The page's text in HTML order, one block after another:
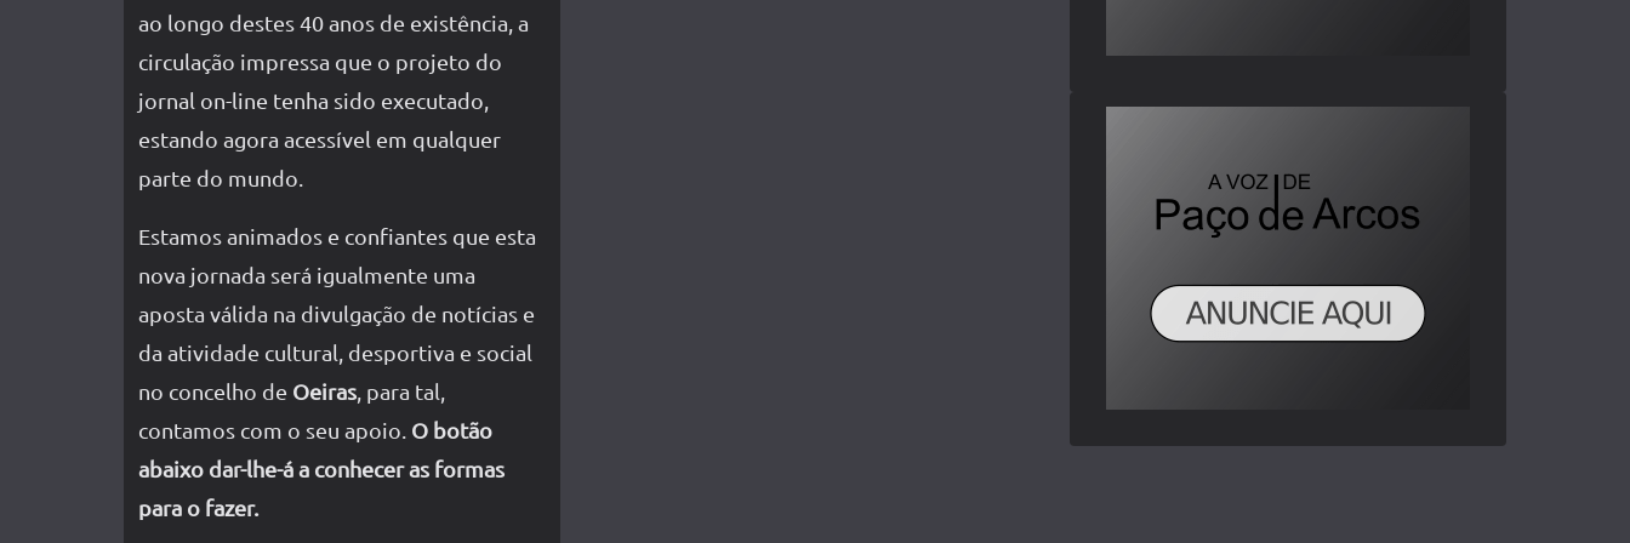
ao longo destes 40 anos de existência, a
circulação impressa que o projeto do
jornal on-line tenha sido executado,
estando agora acessível em qualquer
parte do mundo.
Estamos animados e confiantes que esta
nova jornada será igualmente uma
aposta válida na divulgação de notícias e
da atividade cultural, desportiva e social
no concelho de Oeiras , para tal,
contamos com o seu apoio. O botão
abaixo dar-lhe-á a conhecer as formas
para o fazer.